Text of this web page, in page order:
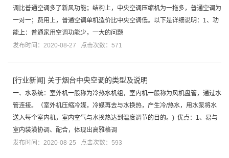
调比普通空调多了新风功能；结构上，中央空调压缩机为一拖多，普通空调为
一对一；费用上，普通空调单机造价比中央空调低。以下是详细说明：1、功
能上：普通家用空调功能少，一大的问题
发布时间：2020-08-27 点击次数：571
[行业新闻] 关于烟台中央空调的类型及说明
一、水系统：室外机一般称为冷热水机组，室内机一般称为风机盘管，通过水
管连接。（室外机压缩冷媒，冷媒再去与水换热，产生冷/热水，用水泵将水
送入每个室内机，室内空气与水换热达到温度调节的目的。) 优点：1、易与
室内装潢协调、配合，体现出高雅格调
发布时间：2020-08-25 点击次数：593